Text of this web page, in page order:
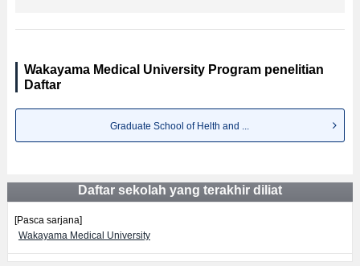
Wakayama Medical University Program penelitian
Daftar
Graduate School of Helth and ...
Daftar sekolah yang terakhir diliat
[Pasca sarjana]
Wakayama Medical University